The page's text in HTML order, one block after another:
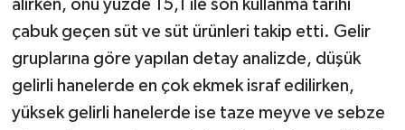
alırken, onu yüzde 15,1 ile son kullanma tarihi
çabuk geçen süt ve süt ürünleri takip etti. Gelir
gruplarına göre yapılan detay analizde, düşük
gelirli hanelerde en çok ekmek israf edilirken,
yüksek gelirli hanelerde ise taze meyve ve sebze